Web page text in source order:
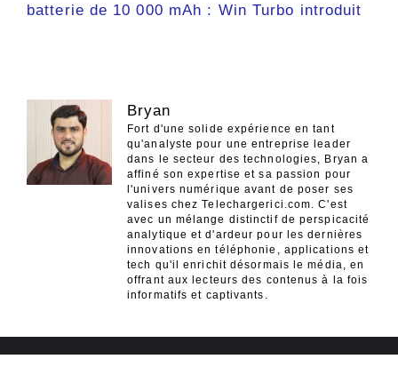
batterie de 10 000 mAh : Win Turbo introduit
Bryan
Fort d'une solide expérience en tant
qu'analyste pour une entreprise leader
dans le secteur des technologies, Bryan a
affiné son expertise et sa passion pour
l'univers numérique avant de poser ses
valises chez Telechargerici.com. C'est
avec un mélange distinctif de perspicacité
analytique et d'ardeur pour les dernières
innovations en téléphonie, applications et
tech qu'il enrichit désormais le média, en
offrant aux lecteurs des contenus à la fois
informatifs et captivants.